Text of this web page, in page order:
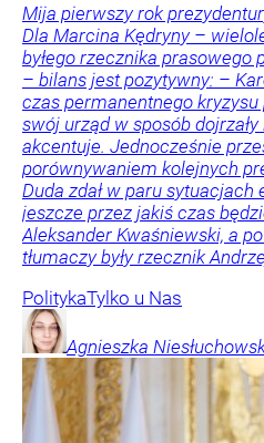
Mija pierwszy rok
Dla Marcina Kędryny –
byłego rzecznika prasowego
– bilans jest pozytywny: –
czas permanentnego
swój urząd w sposób
akcentuje. Jednocześnie
porównywaniem kolejnych
Duda zdał w paru sytuacjach
jeszcze przez jakiś czas
Aleksander Kwaśniewski, a
tłumaczy były rzecznik
PolitykaTylko u Nas
Agnieszka